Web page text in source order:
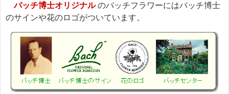
バッチ博士オリジナルのバッチフラワーにはバッチ博士
のサインや花のロゴがついています。